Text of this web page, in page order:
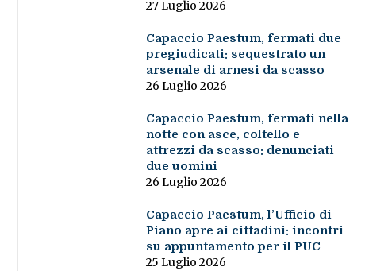
27 Luglio 2026
Capaccio Paestum, fermati due
pregiudicati: sequestrato un
arsenale di arnesi da scasso
26 Luglio 2026
Capaccio Paestum, fermati nella
notte con asce, coltello e
attrezzi da scasso: denunciati
due uomini
26 Luglio 2026
Capaccio Paestum, l’Ufficio di
Piano apre ai cittadini: incontri
su appuntamento per il PUC
25 Luglio 2026